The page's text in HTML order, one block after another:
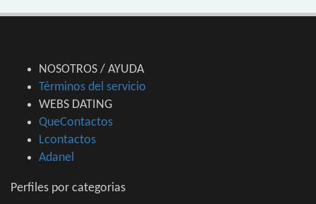
NOSOTROS / AYUDA
Términos del servicio
WEBS DATING
QueContactos
Lcontactos
Adanel
Perfiles por categorias